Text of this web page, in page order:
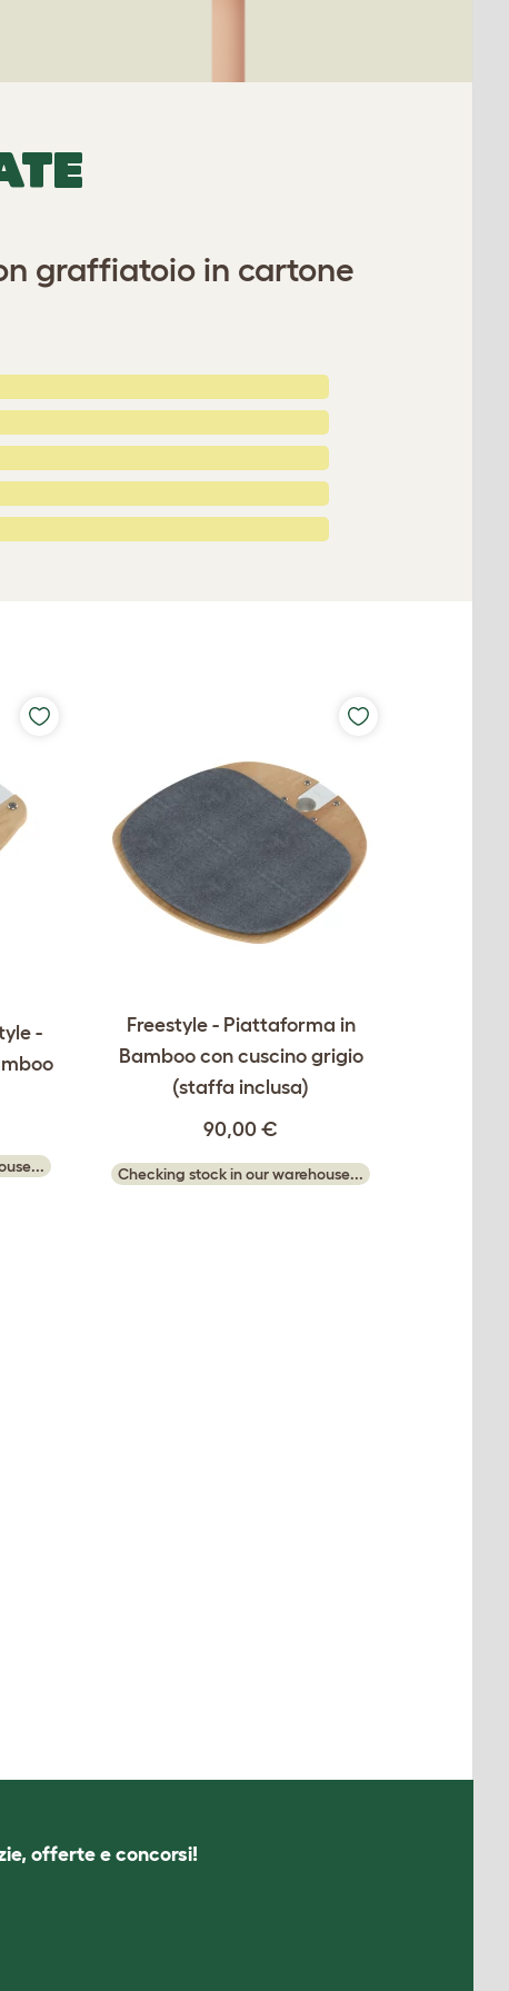
graffiatoio in cartone
-
Freestyle - Piattaforma in
Bamboo con cuscino grigio
(staffa inclusa)
90,00 €
Checking stock in our warehouse...
offerte e concorsi!